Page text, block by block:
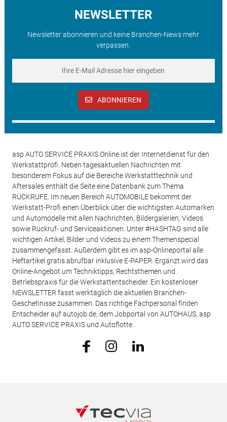
NEWSLETTER
Newsletter abonnieren und keine Branchen-News mehr
verpassen.
ABONNIEREN
asp AUTO SERVICE PRAXIS Online ist der Internetdienst für den
Werkstattprofi. Neben tagesaktuellen Nachrichten mit
besonderem Fokus auf die Bereiche Werkstatttechnik und
Aftersales enthält die Seite eine Datenbank zum Thema
RÜCKRUFE. Im neuen Bereich AUTOMOBILE bekommt der
Werkstatt-Profi einen Überblick über die wichtigsten Automarken
und Automodelle mit allen Nachrichten, Bildergalerien, Videos
sowie Rückruf- und Serviceaktionen. Unter #HASHTAG sind alle
wichtigen Artikel, Bilder und Videos zu einem Themenspecial
zusammengefasst. Außerdem gibt es im asp-Onlineportal alle
Heftartikel gratis abrufbar inklusive E-PAPER. Ergänzt wird das
Online-Angebot um Techniktipps, Rechtsthemen und
Betriebspraxis für die Werkstattentscheider. Ein kostenloser
NEWSLETTER fasst werktäglich die aktuellen Branchen-
Geschehnisse zusammen. Das richtige Fachpersonal finden
Entscheider auf autojob.de, dem Jobportal von AUTOHAUS, asp
AUTO SERVICE PRAXIS und Autoflotte.